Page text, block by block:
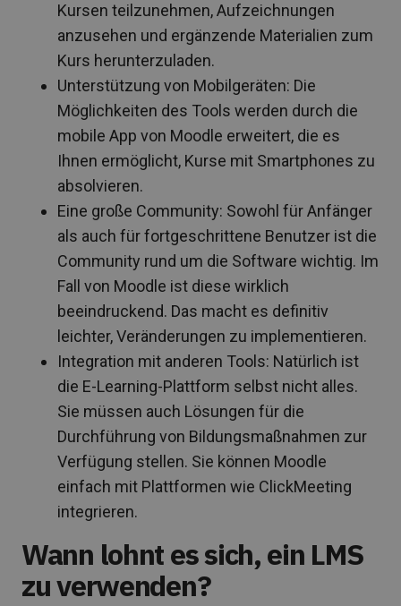
Kursen teilzunehmen, Aufzeichnungen
anzusehen und ergänzende Materialien zum
Kurs herunterzuladen.
Unterstützung von Mobilgeräten: Die
Möglichkeiten des Tools werden durch die
mobile App von Moodle erweitert, die es
Ihnen ermöglicht, Kurse mit Smartphones zu
absolvieren.
Eine große Community: Sowohl für Anfänger
als auch für fortgeschrittene Benutzer ist die
Community rund um die Software wichtig. Im
Fall von Moodle ist diese wirklich
beeindruckend. Das macht es definitiv
leichter, Veränderungen zu implementieren.
Integration mit anderen Tools: Natürlich ist
die E-Learning-Plattform selbst nicht alles.
Sie müssen auch Lösungen für die
Durchführung von Bildungsmaßnahmen zur
Verfügung stellen. Sie können Moodle
einfach mit Plattformen wie ClickMeeting
integrieren.
Wann lohnt es sich, ein LMS
zu verwenden?